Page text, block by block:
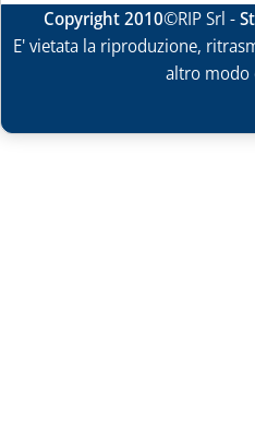
Copyright 2010©RIP Srl -
E' vietata la riproduzione,
altro modo